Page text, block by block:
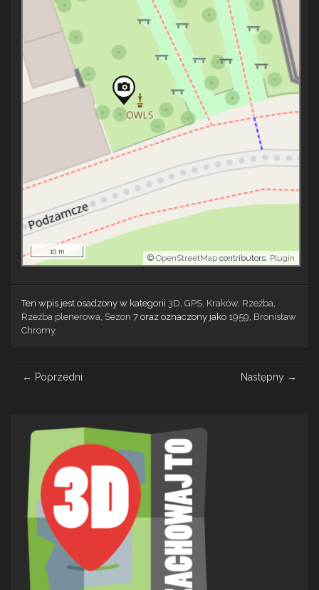
© OpenStreetMap contributors. Plugin
10 m
Ten wpis jest osadzony w kategorii 3D GPS Kraków, Rzeźba
Rzeźba plenerowa Sezon 7 oraz oznaczony jako 1959 Bronisław
Chromy.
navigation
← Poprzedni Następny →